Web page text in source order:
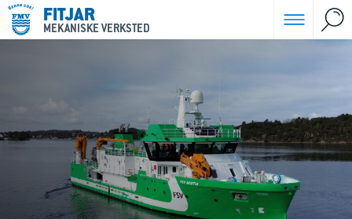
FITJAR
MEKANISKE VERKSTED